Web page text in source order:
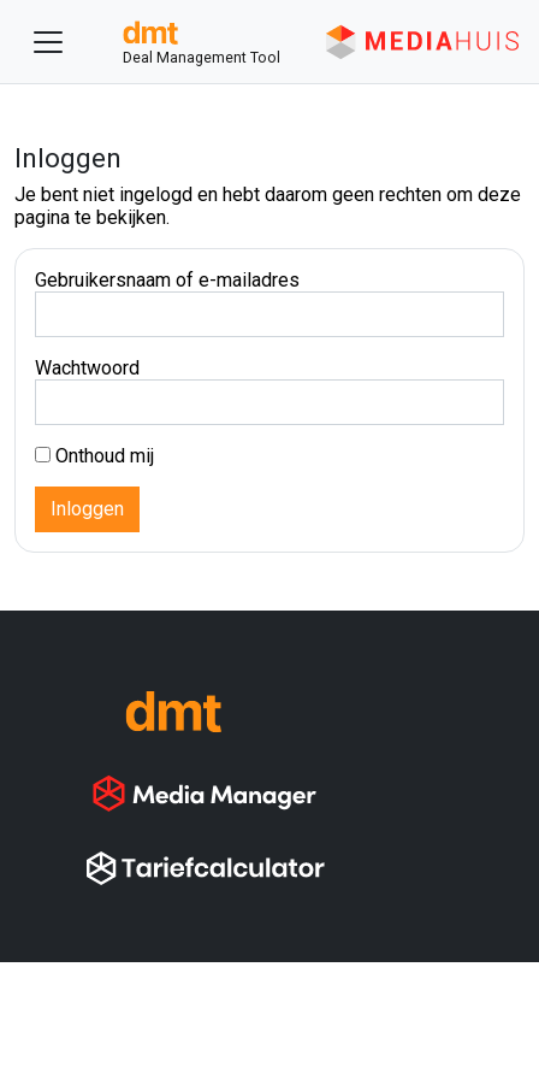
Deal Management Tool
Inloggen
Je bent niet ingelogd en hebt daarom geen rechten om deze
pagina te bekijken.
Gebruikersnaam of e-mailadres
Wachtwoord
Onthoud mij